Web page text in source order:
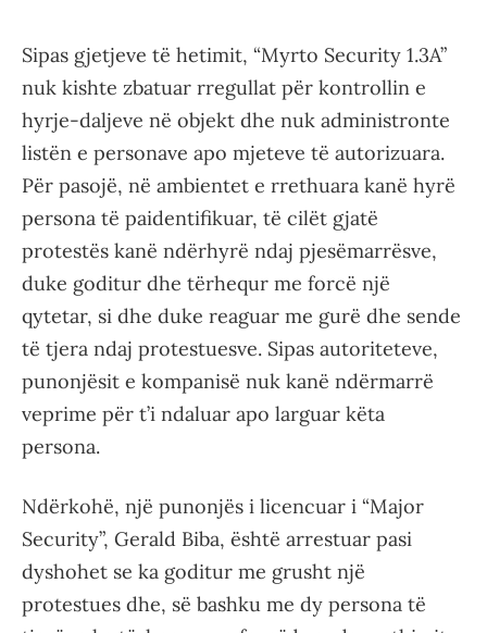
Sipas gjetjeve të hetimit, “Myrto Security 1.3A”
nuk kishte zbatuar rregullat për kontrollin e
hyrje-daljeve në objekt dhe nuk administronte
listën e personave apo mjeteve të autorizuara.
Për pasojë, në ambientet e rrethuara kanë hyrë
persona të paidentifikuar, të cilët gjatë
protestës kanë ndërhyrë ndaj pjesëmarrësve,
duke goditur dhe tërhequr me forcë një
qytetar, si dhe duke reaguar me gurë dhe sende
të tjera ndaj protestuesve. Sipas autoriteteve,
punonjësit e kompanisë nuk kanë ndërmarrë
veprime për t’i ndaluar apo larguar këta
persona.
Ndërkohë, një punonjës i licencuar i “Major
Security”, Gerald Biba, është arrestuar pasi
dyshohet se ka goditur me grusht një
protestues dhe, së bashku me dy persona të